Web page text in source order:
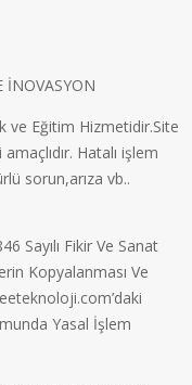
İNOVASYON
ve Eğitim Hizmetidir.Site
Hatalı işlem
sorun,arıza vb..
Sayılı Fikir Ve Sanat
Kopyalanması Ve
Yasal İşlem